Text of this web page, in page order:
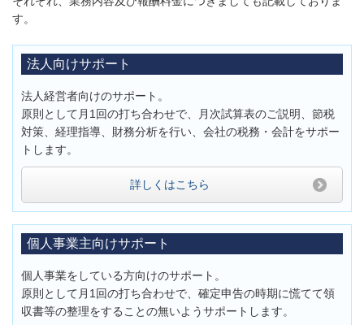
す。
法人向けサポート
法人経営者向けのサポート。
原則として月1回の打ち合わせで、月次試算表のご説明、節税
対策、経理指導、財務分析を行い、会社の税務・会計をサポー
トします。
詳しくはこちら
個人事業主向けサポート
個人事業をしている方向けのサポート。
原則として月1回の打ち合わせで、確定申告の時期に慌てて領
収書等の整理をすることの無いようサポートします。